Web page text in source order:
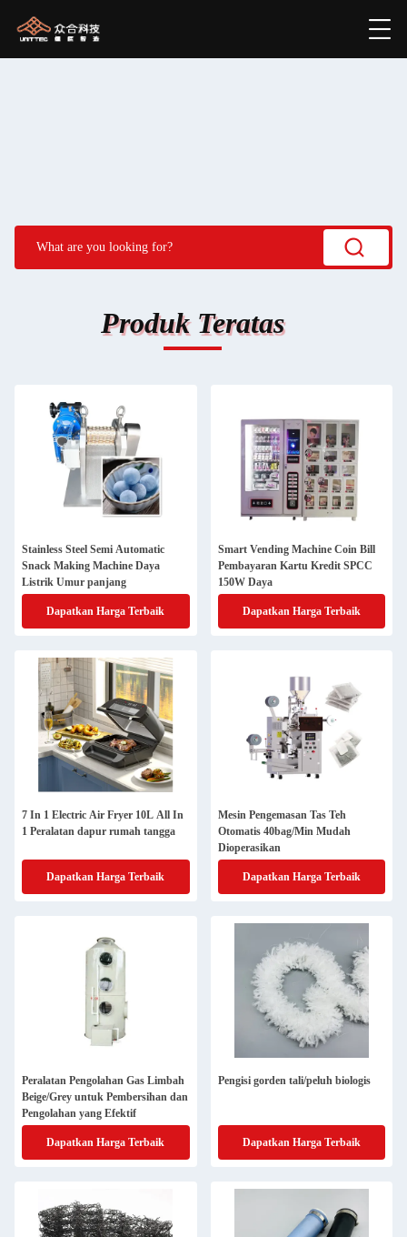
Produk Teratas
Stainless Steel Semi Automatic
Snack Making Machine Daya
Listrik Umur panjang
Dapatkan Harga Terbaik
Smart Vending Machine Coin Bill
Pembayaran Kartu Kredit SPCC
150W Daya
Dapatkan Harga Terbaik
7 In 1 Electric Air Fryer 10L All In
1 Peralatan dapur rumah tangga
Dapatkan Harga Terbaik
Mesin Pengemasan Tas Teh
Otomatis 40bag/Min Mudah
Dioperasikan
Dapatkan Harga Terbaik
Peralatan Pengolahan Gas Limbah
Beige/Grey untuk Pembersihan dan
Pengolahan yang Efektif
Dapatkan Harga Terbaik
Pengisi gorden tali/peluh biologis
Dapatkan Harga Terbaik